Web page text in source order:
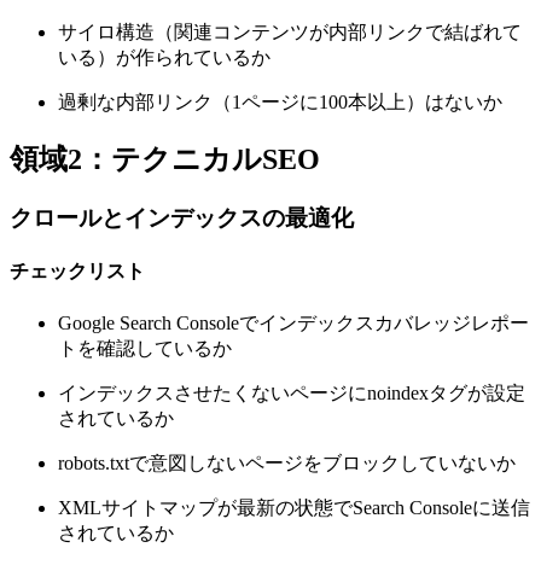
サイロ構造（関連コンテンツが内部リンクで結ばれて
いる）が作られているか
過剰な内部リンク（1ページに100本以上）はないか
領域2：テクニカルSEO
クロールとインデックスの最適化
チェックリスト
Google Search Consoleでインデックスカバレッジレポー
トを確認しているか
インデックスさせたくないページにnoindexタグが設定
されているか
robots.txtで意図しないページをブロックしていないか
XMLサイトマップが最新の状態でSearch Consoleに送信
されているか